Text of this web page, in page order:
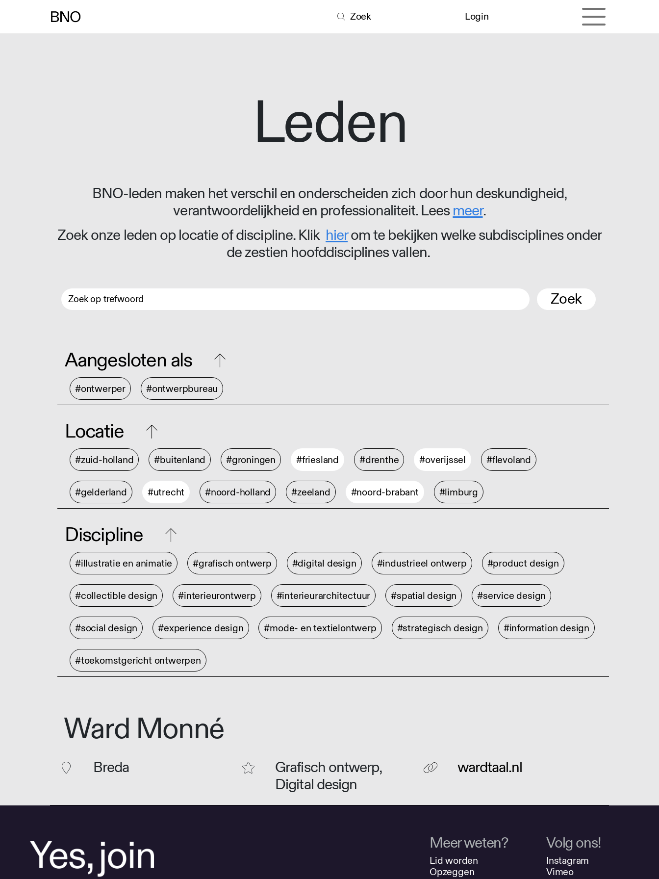
Zoek Login
Leden
BNO-leden maken het verschil en onderscheiden zich door hun deskundigheid,
verantwoordelijkheid en professionaliteit. Leesmeer.
Zoek onze leden op locatie of discipline. Klik hierom te bekijken welke subdisciplines onder
de zestien hoofddisciplines vallen.
Zoek
Aangesloten als
#ontwerper #ontwerpbureau
Locatie
#zuid-holland #buitenland #groningen #friesland #drenthe #overijssel #flevoland
#gelderland #utrecht #noord-holland #zeeland #noord-brabant #limburg
Discipline
#illustratie en animatie #grafisch ontwerp #digital design #industrieel ontwerp #product design
#collectible design #interieurontwerp #interieurarchitectuur #spatial design #service design
#social design #experience design #mode- en textielontwerp #strategisch design #information design
#toekomstgericht ontwerpen
Ward Monné
Breda
Grafisch ontwerp,
Digital design
wardtaal.nl
Meer weten?
Lid worden
Opzeggen
Volg ons!
Instagram
Vimeo